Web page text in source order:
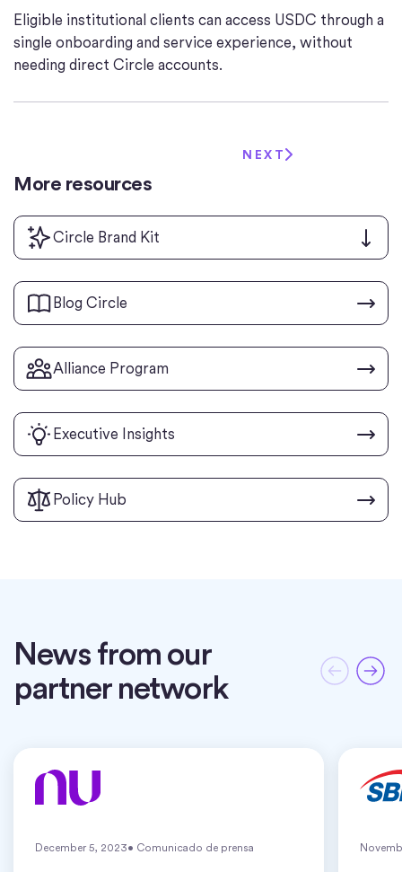
Eligible institutional clients can access USDC through a
single onboarding and service experience, without
needing direct Circle accounts.
NEXT
More resources
Circle Brand Kit
Blog Circle
Alliance Program
Executive Insights
Policy Hub
News from our
partner network
December 5, 2023• Comunicado de prensa